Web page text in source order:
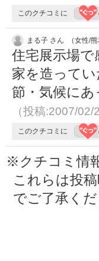
このクチコミに
まる子 さん （女性/熊
住宅展示場
家を造って
節・気候に
（投稿:2007/
このクチコミに
※クチコミ情
これらは投
でご了承くだ